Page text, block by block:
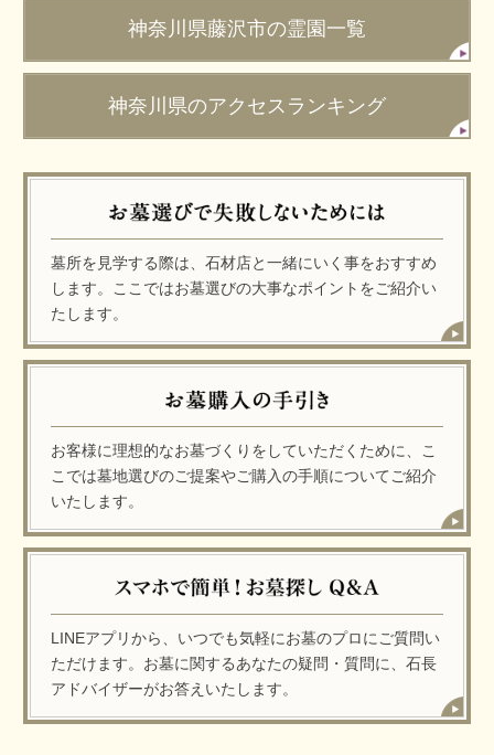
神奈川県藤沢市の霊園一覧
神奈川県のアクセスランキング
墓所を見学する際は、石材店と一緒にいく事をおすすめ
します。ここではお墓選びの大事なポイントをご紹介い
たします。
お客様に理想的なお墓づくりをしていただくために、こ
こでは墓地選びのご提案やご購入の手順についてご紹介
いたします。
LINEアプリから、いつでも気軽にお墓のプロにご質問い
ただけます。お墓に関するあなたの疑問・質問に、石長
アドバイザーがお答えいたします。